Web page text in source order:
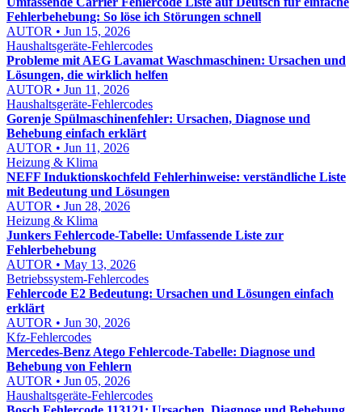
Fehlerbehebung: So löse ich Störungen schnell
AUTOR • Jun 15, 2026
Haushaltsgeräte-Fehlercodes
Probleme mit AEG Lavamat Waschmaschinen: Ursachen und
Lösungen, die wirklich helfen
AUTOR • Jun 11, 2026
Haushaltsgeräte-Fehlercodes
Gorenje Spülmaschinenfehler: Ursachen, Diagnose und
Behebung einfach erklärt
AUTOR • Jun 11, 2026
Heizung & Klima
NEFF Induktionskochfeld Fehlerhinweise: verständliche Liste
mit Bedeutung und Lösungen
AUTOR • Jun 28, 2026
Heizung & Klima
Junkers Fehlercode-Tabelle: Umfassende Liste zur
Fehlerbehebung
AUTOR • May 13, 2026
Betriebssystem-Fehlercodes
Fehlercode E2 Bedeutung: Ursachen und Lösungen einfach
erklärt
AUTOR • Jun 30, 2026
Kfz-Fehlercodes
Mercedes-Benz Atego Fehlercode-Tabelle: Diagnose und
Behebung von Fehlern
AUTOR • Jun 05, 2026
Haushaltsgeräte-Fehlercodes